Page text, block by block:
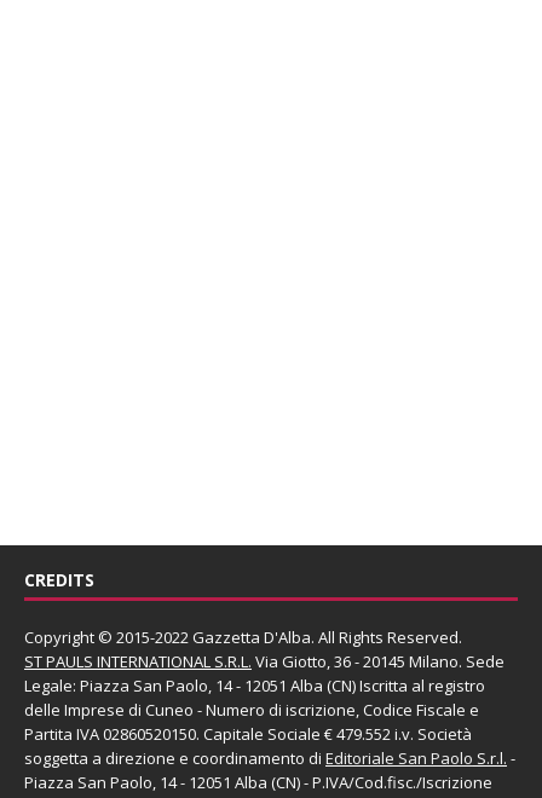
CREDITS
Copyright © 2015-2022 Gazzetta D'Alba. All Rights Reserved.
ST PAULS INTERNATIONAL S.R.L. Via Giotto, 36 - 20145 Milano. Sede
Legale: Piazza San Paolo, 14 - 12051 Alba (CN) Iscritta al registro
delle Imprese di Cuneo - Numero di iscrizione, Codice Fiscale e
Partita IVA 02860520150. Capitale Sociale € 479.552 i.v. Società
soggetta a direzione e coordinamento di Editoriale San Paolo S.r.l. -
Piazza San Paolo, 14 - 12051 Alba (CN) - P.IVA/Cod.fisc./Iscrizione